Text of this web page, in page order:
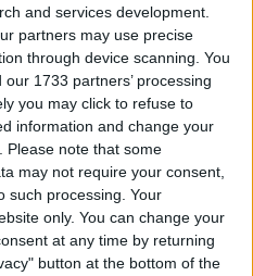
and services development.
partners may use precise
through device scanning. You
1733 partners’ processing
you may click to refuse to
information and change your
Please note that some
may not require your consent,
such processing. Your
only. You can change your
at any time by returning
button at the bottom of the